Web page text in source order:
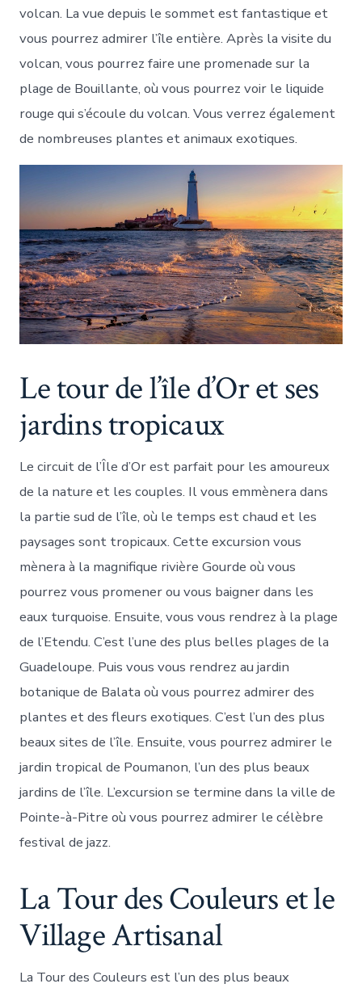
volcan. La vue depuis le sommet est fantastique et
vous pourrez admirer l’île entière. Après la visite du
volcan, vous pourrez faire une promenade sur la
plage de Bouillante, où vous pourrez voir le liquide
rouge qui s’écoule du volcan. Vous verrez également
de nombreuses plantes et animaux exotiques.
Le tour de l’île d’Or et ses
jardins tropicaux
Le circuit de l’Île d’Or est parfait pour les amoureux
de la nature et les couples. Il vous emmènera dans
la partie sud de l’île, où le temps est chaud et les
paysages sont tropicaux. Cette excursion vous
mènera à la magnifique rivière Gourde où vous
pourrez vous promener ou vous baigner dans les
eaux turquoise. Ensuite, vous vous rendrez à la plage
de l’Etendu. C’est l’une des plus belles plages de la
Guadeloupe. Puis vous vous rendrez au jardin
botanique de Balata où vous pourrez admirer des
plantes et des fleurs exotiques. C’est l’un des plus
beaux sites de l’île. Ensuite, vous pourrez admirer le
jardin tropical de Poumanon, l’un des plus beaux
jardins de l’île. L’excursion se termine dans la ville de
Pointe-à-Pitre où vous pourrez admirer le célèbre
festival de jazz.
La Tour des Couleurs et le
Village Artisanal
La Tour des Couleurs est l’un des plus beaux